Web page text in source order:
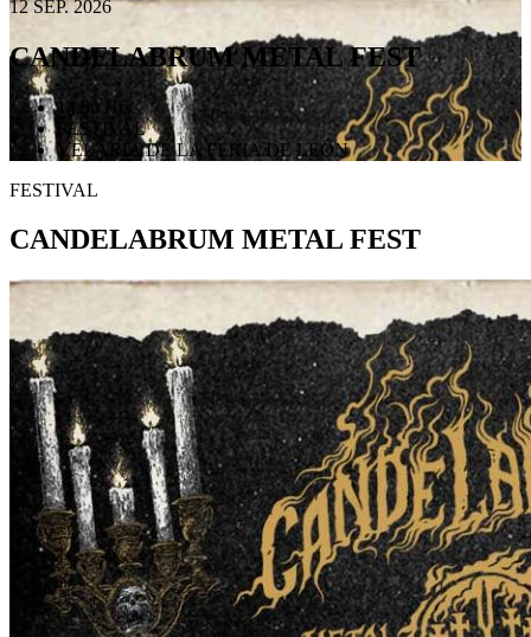
12 SEP. 2026
CANDELABRUMMETAL FEST
14:00 Hrs.
FESTIVAL
VELARIA DE LA FERIA DE LEÓN
FESTIVAL
CANDELABRUM METAL FEST